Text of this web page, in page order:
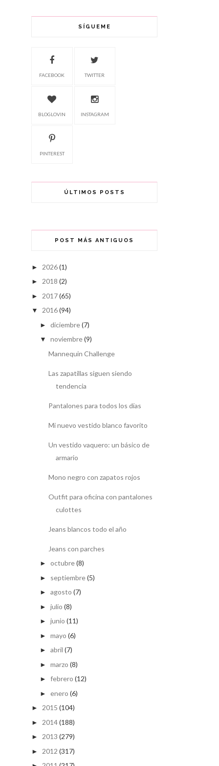
SÍGUEME
FACEBOOK TWITTER
BLOGLOVIN INSTAGRAM
PINTEREST
ÚLTIMOS POSTS
POST MÁS ANTIGUOS
► 2026(1)
► 2018 (2)
► 2017(65)
▼ 2016(94)
► diciembre(7)
▼ noviembre(9)
Mannequin Challenge
Las zapatillas siguen siendo
tendencia
Pantalones para todos los días
Mi nuevo vestido blanco favorito
Un vestido vaquero: un básico de
armario
Mono negro con zapatos rojos
Outfit para oficina con pantalones
culottes
Jeans blancos todo el año
Jeans con parches
► octubre(8)
► septiembre(5)
► agosto (7)
► julio (8)
► junio (11)
► mayo (6)
► abril (7)
► marzo (8)
► febrero (12)
► enero (6)
► 2015 (104)
► 2014(188)
► 2013 (279)
► 2012 (317)